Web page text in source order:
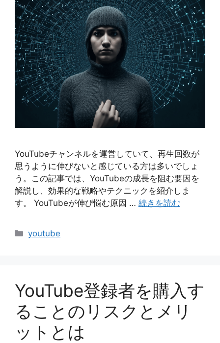
YouTubeチャンネルを運営していて、再生回数が
思うように伸びないと感じている方は多いでしょ
う。この記事では、YouTubeの成長を阻む要因を
解説し、効果的な戦略やテクニックを紹介しま
す。 YouTubeが伸び悩む原因 … 続きを読む
カ
youtube
YouTube登録者を購入す
ることのリスクとメリ
ットとは